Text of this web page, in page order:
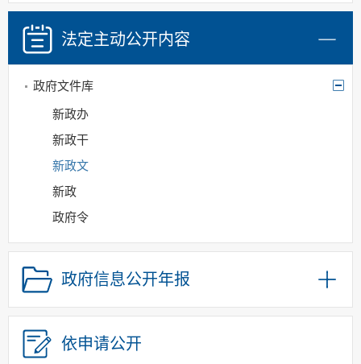
法定主动公开内容
食品药品安全
政府信息公开年报
政府文件库
新政办
新政干
新政文
新政
政府令
规范性文件
决策公开
涉企收费目录清单
政府信息公开年报
依申请公开